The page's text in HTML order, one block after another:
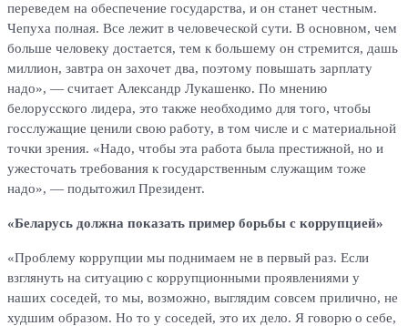
переведем на обеспечение государства, и он станет честным.
Чепуха полная. Все лежит в человеческой сути. В основном, чем
больше человеку достается, тем к большему он стремится, дашь
миллион, завтра он захочет два, поэтому повышать зарплату
надо», — считает Александр Лукашенко. По мнению
белорусского лидера, это также необходимо для того, чтобы
госслужащие ценили свою работу, в том числе и с материальной
точки зрения. «Надо, чтобы эта работа была престижной, но и
ужесточать требования к государственным служащим тоже
надо», — подытожил Президент.
«Беларусь должна показать пример борьбы с коррупцией»
«Проблему коррупции мы поднимаем не в первый раз. Если
взглянуть на ситуацию с коррупционными проявлениями у
наших соседей, то мы, возможно, выглядим совсем прилично, не
худшим образом. Но то у соседей, это их дело. Я говорю о себе,